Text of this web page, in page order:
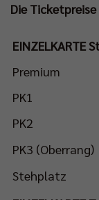
Die
EINZELKARTE
Premium
PK1
PK2
PK3 (Oberrang)
Stehplatz